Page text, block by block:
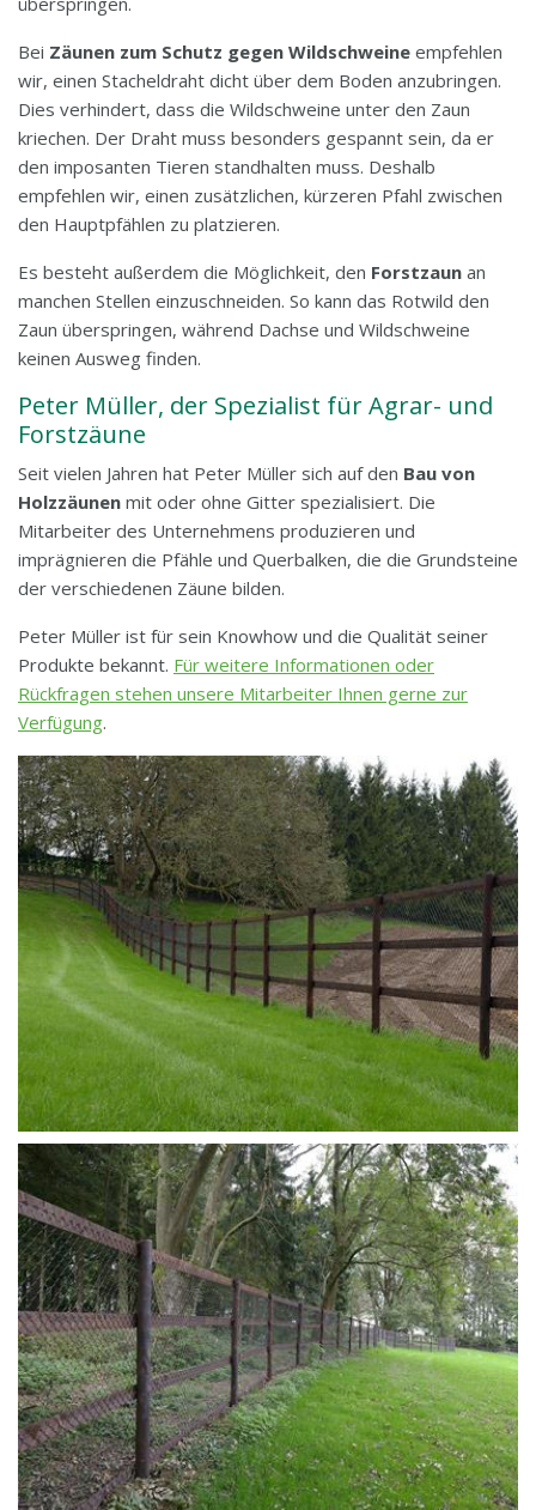
Bei Zäunen zum Schutz gegen Wildschweine empfehlen
wir, einen Stacheldraht dicht über dem Boden anzubringen.
Dies verhindert, dass die Wildschweine unter den Zaun
kriechen. Der Draht muss besonders gespannt sein, da er
den imposanten Tieren standhalten muss. Deshalb
empfehlen wir, einen zusätzlichen, kürzeren Pfahl zwischen
den Hauptpfählen zu platzieren.
Es besteht außerdem die Möglichkeit, den Forstzaun an
manchen Stellen einzuschneiden. So kann das Rotwild den
Zaun überspringen, während Dachse und Wildschweine
keinen Ausweg finden.
Peter Müller, der Spezialist für Agrar- und
Forstzäune
Seit vielen Jahren hat Peter Müller sich auf den Bau von
Holzzäunen mit oder ohne Gitter spezialisiert. Die
Mitarbeiter des Unternehmens produzieren und
imprägnieren die Pfähle und Querbalken, die die Grundsteine
der verschiedenen Zäune bilden.
Peter Müller ist für sein Knowhow und die Qualität seiner
Produkte bekannt. Für weitere Informationen oder
Rückfragen stehen unsere Mitarbeiter Ihnen gerne zur
Verfügung.